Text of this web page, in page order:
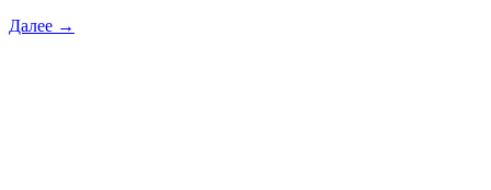
Далее →